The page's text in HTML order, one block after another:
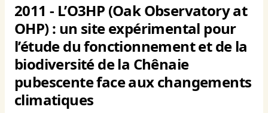
2011 - L’O3HP (Oak Observatory at
OHP) : un site expérimental pour
l’étude du fonctionnement et de la
biodiversité de la Chênaie
pubescente face aux changements
climatiques